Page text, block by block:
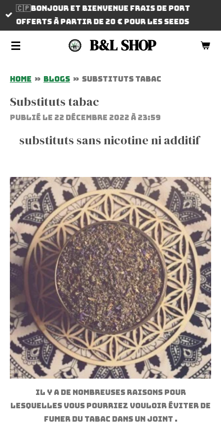
Passer
principal
B&L SHOP
🇨🇵Bonjour et bienvenue frais de port
offerts à partir de 20 € pour les SEEDS
Home » Blogs » Substituts tabac
Substituts tabac
Publié le 22 décembre 2022 à 23:59
substituts sans nicotine ni additif
Il y a de nombreuses raisons pour
lesquelles vous pourriez vouloir éviter de
fumer du tabac dans un joint .